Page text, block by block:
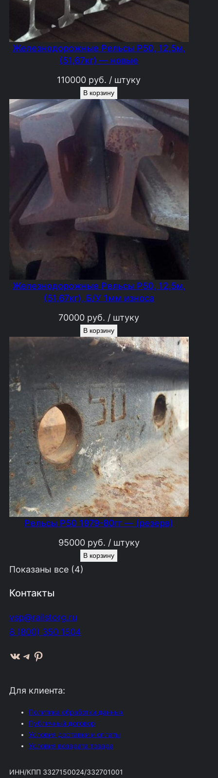
Железнодорожные Рельсы Р50, 12,5м,
(51,67кг) — новые
110000 руб. / штуку
В корзину
Железнодорожные Рельсы Р50, 12,5м,
(51,67кг), Б/У 1мм износа
70000 руб. / штуку
В корзину
Рельсы Р50 1979-80гг — (резерв)
95000руб. / штуку
В корзину
Показаны все (4)
Контакты
vsp@railstorg.ru
8 (800) 350 1504
ВКонтакте Telegram Pinterest
Для клиента:
Политика обработки данных
Публичный договор
Условия доставки и оплаты
Условия возврата товара
ИНН/КПП 3327150024/332701001